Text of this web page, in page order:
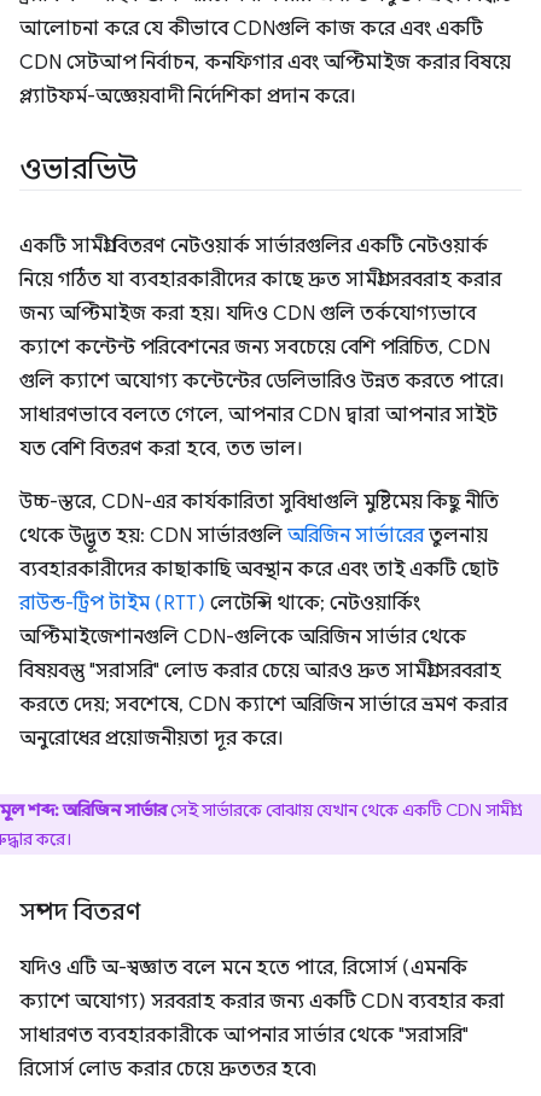
আলোচনা করে যে কীভাবে CDNগুলি কাজ করে এবং একটি
CDN সেটআপ নির্বাচন, কনফিগার এবং অপ্টিমাইজ করার বিষয়ে
প্ল্যাটফর্ম-অজ্ঞেয়বাদী নির্দেশিকা প্রদান করে।
ওভারভিউ
একটি সামগ্রী বিতরণ নেটওয়ার্ক সার্ভারগুলির একটি নেটওয়ার্ক
নিয়ে গঠিত যা ব্যবহারকারীদের কাছে দ্রুত সামগ্রী সরবরাহ করার
জন্য অপ্টিমাইজ করা হয়। যদিও CDN গুলি তর্কযোগ্যভাবে
ক্যাশে কন্টেন্ট পরিবেশনের জন্য সবচেয়ে বেশি পরিচিত, CDN
গুলি ক্যাশে অযোগ্য কন্টেন্টের ডেলিভারিও উন্নত করতে পারে।
সাধারণভাবে বলতে গেলে, আপনার CDN দ্বারা আপনার সাইট
যত বেশি বিতরণ করা হবে, তত ভাল।
উচ্চ-স্তরে, CDN-এর কার্যকারিতা সুবিধাগুলি মুষ্টিমেয় কিছু নীতি
থেকে উদ্ভূত হয়: CDN সার্ভারগুলি অরিজিন সার্ভারেরতুলনায়
ব্যবহারকারীদের কাছাকাছি অবস্থান করে এবং তাই একটি ছোট
রাউন্ড-ট্রিপ টাইম (RTT) লেটেন্সি থাকে; নেটওয়ার্কিং
অপ্টিমাইজেশানগুলি CDN-গুলিকে অরিজিন সার্ভার থেকে
বিষয়বস্তু "সরাসরি" লোড করার চেয়ে আরও দ্রুত সামগ্রী সরবরাহ
করতে দেয়; সবশেষে, CDN ক্যাশে অরিজিন সার্ভারে ভ্রমণ করার
অনুরোধের প্রয়োজনীয়তা দূর করে।
মূল শব্দ:অরিজিন সার্ভারসেই সার্ভারকে বোঝায় যেখান থেকে একটি CDN সামগ্রী
করে।
সম্পদ বিতরণ
যদিও এটি অ-স্বজ্ঞাত বলে মনে হতে পারে, রিসোর্স (এমনকি
ক্যাশে অযোগ্য) সরবরাহ করার জন্য একটি CDN ব্যবহার করা
সাধারণত ব্যবহারকারীকে আপনার সার্ভার থেকে "সরাসরি"
রিসোর্স লোড করার চেয়ে দ্রুততর হবে৷